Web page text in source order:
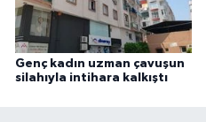
Genç kadın uzman çavuşun
silahıyla intihara kalkıştı